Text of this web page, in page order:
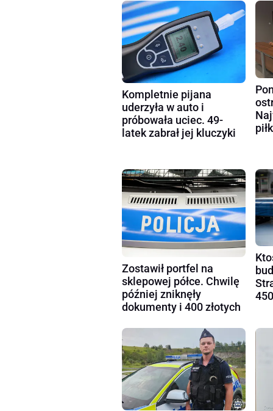
Kompletnie pijana
uderzyła w auto i
próbowała uciec. 49-
latek zabrał jej kluczyki
Zostawił portfel na
sklepowej półce. Chwilę
później zniknęły
dokumenty i 400 złotych